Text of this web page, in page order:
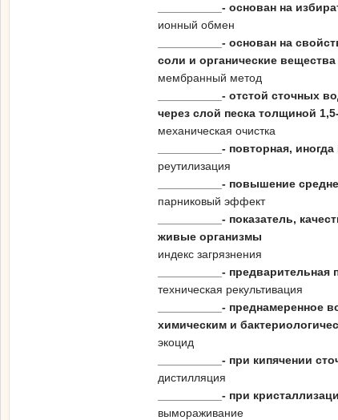
__________- основан на
ионный обмен
__________- основан на
соли и органические вещества
мембранный метод
__________- отстой сточных
через слой песка толщиной
механическая очистка
__________- повторная,
реутилизация
__________- повышение
парниковый эффект
__________- показатель,
живые организмы
индекс загрязнения
__________-
техническая рекультивация
__________-
химическим и
экоцид
__________- при кипячении
дистилляция
__________- при
вымораживание